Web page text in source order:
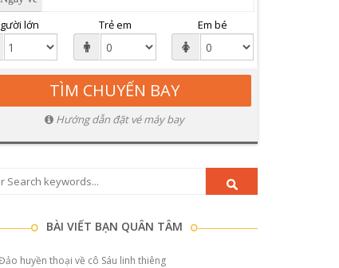
lớn Trẻ em Em bé
Hướng dẫn đặt vé máy bay
BÀI VIẾT BẠN QUÂN TÂM
huyền thoại về cô Sáu linh thiêng